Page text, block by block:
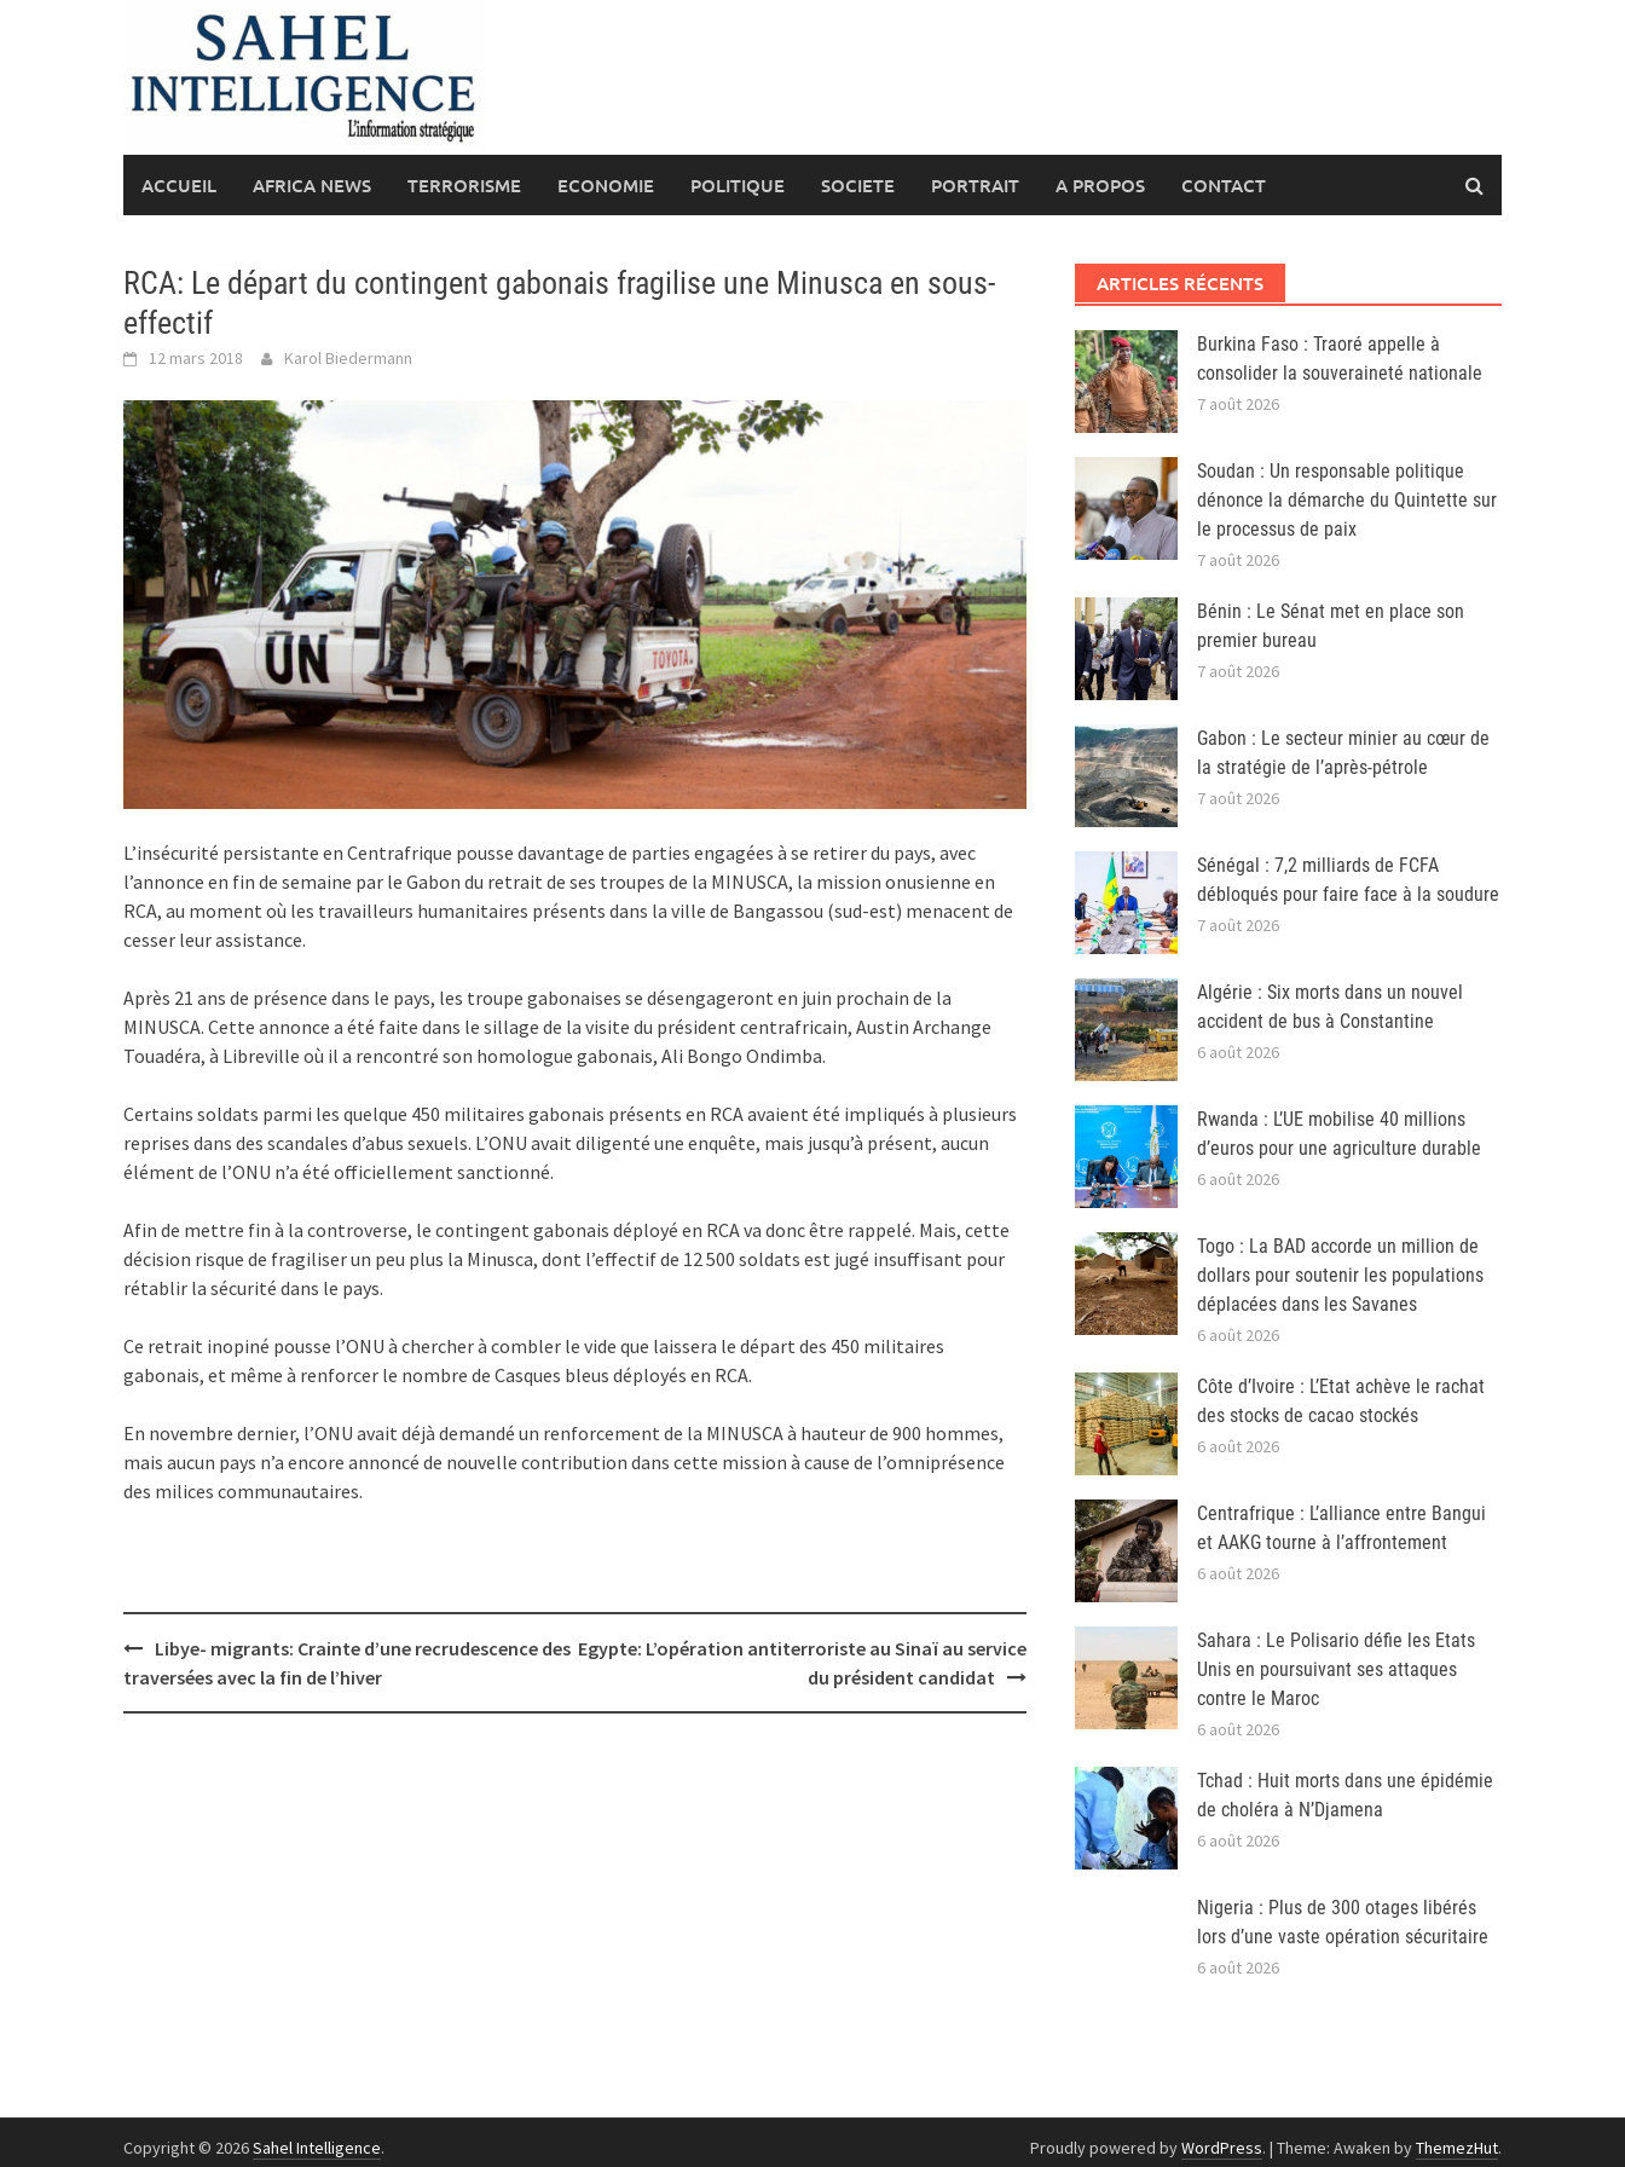
ACCUEIL AFRICA NEWS TERRORISME ECONOMIE POLITIQUE SOCIETE PORTRAIT A PROPOS CONTACT
RCA: Le départ du contingent gabonais fragilise une Minusca en sous-
effectif
12 mars 2018 Karol Biedermann
L’insécurité persistante en Centrafrique pousse davantage de parties engagées à se retirer du pays, avec
l’annonce en fin de semaine par le Gabon du retrait de ses troupes de la MINUSCA, la mission onusienne en
RCA, au moment où les travailleurs humanitaires présents dans la ville de Bangassou (sud-est) menacent de
cesser leur assistance.
Après 21 ans de présence dans le pays, les troupe gabonaises se désengageront en juin prochain de la
MINUSCA. Cette annonce a été faite dans le sillage de la visite du président centrafricain, Austin Archange
Touadéra, à Libreville où il a rencontré son homologue gabonais, Ali Bongo Ondimba.
Certains soldats parmi les quelque 450 militaires gabonais présents en RCA avaient été impliqués à plusieurs
reprises dans des scandales d’abus sexuels. L’ONU avait diligenté une enquête, mais jusqu’à présent, aucun
élément de l’ONU n’a été officiellement sanctionné.
Afin de mettre fin à la controverse, le contingent gabonais déployé en RCA va donc être rappelé. Mais, cette
décision risque de fragiliser un peu plus la Minusca, dont l’effectif de 12 500 soldats est jugé insuffisant pour
rétablir la sécurité dans le pays.
Ce retrait inopiné pousse l’ONU à chercher à combler le vide que laissera le départ des 450 militaires
gabonais, et même à renforcer le nombre de Casques bleus déployés en RCA.
En novembre dernier, l’ONU avait déjà demandé un renforcement de la MINUSCA à hauteur de 900 hommes,
mais aucun pays n’a encore annoncé de nouvelle contribution dans cette mission à cause de l’omniprésence
des milices communautaires.
Post
navigation
Libye- migrants: Crainte d’une recrudescence des
traversées avec la fin de l’hiver
Egypte: L’opération antiterroriste au Sinaï au service
du président candidat
ARTICLES RÉCENTS
Burkina Faso : Traoré appelle à
consolider la souveraineté nationale
7 août 2026
Soudan : Un responsable politique
dénonce la démarche du Quintette sur
le processus de paix
7 août 2026
Bénin : Le Sénat met en place son
premier bureau
7 août 2026
Gabon : Le secteur minier au cœur de
la stratégie de l’après-pétrole
7 août 2026
Sénégal : 7,2 milliards de FCFA
débloqués pour faire face à la soudure
7 août 2026
Algérie : Six morts dans un nouvel
accident de bus à Constantine
6 août 2026
Rwanda : L’UE mobilise 40 millions
d’euros pour une agriculture durable
6 août 2026
Togo : La BAD accorde un million de
dollars pour soutenir les populations
déplacées dans les Savanes
6 août 2026
Côte d’Ivoire : L’Etat achève le rachat
des stocks de cacao stockés
6 août 2026
Centrafrique : L’alliance entre Bangui
et AAKG tourne à l’affrontement
6 août 2026
Sahara : Le Polisario défie les Etats
Unis en poursuivant ses attaques
contre le Maroc
6 août 2026
Tchad : Huit morts dans une épidémie
de choléra à N’Djamena
6 août 2026
Nigeria : Plus de 300 otages libérés
lors d’une vaste opération sécuritaire
6 août 2026
Copyright © 2026Sahel Intelligence. Proudly powered byWordPress. | Theme: Awaken byThemezHut.